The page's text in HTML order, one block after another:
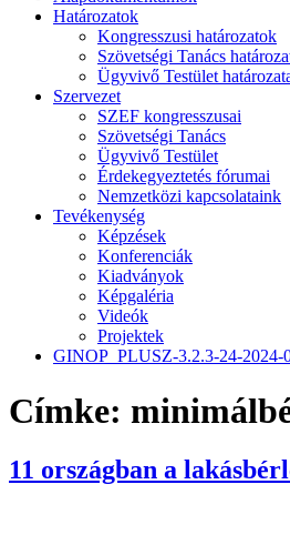
Határozatok
Kongresszusi határozatok
Szövetségi Tanács
Ügyvivő Testület
Szervezet
SZEF kongresszusai
Szövetségi Tanács
Ügyvivő Testület
Érdekegyeztetés fórumai
Nemzetközi kapcsolataink
Tevékenység
Képzések
Konferenciák
Kiadványok
Képgaléria
Videók
Projektek
GINOP_PLUSZ-3.2.3-24-2024-
Címke:
11 országban a